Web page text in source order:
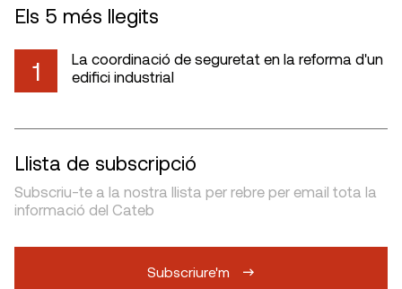
Els 5 més llegits
1
La coordinació de seguretat en la reforma d'un
edifici industrial
Llista de subscripció
Subscriu-te a la nostra llista per rebre per email tota la
informació del Cateb
Subscriure'm